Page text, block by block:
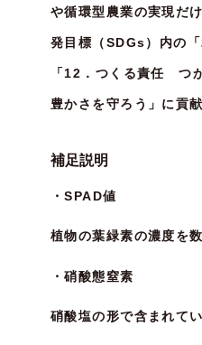
や循環型農業の実現だ
発目標（SDGs）内の
「12．つくる責任 つ
豊かさを守ろう」に貢
補足説明
・SPAD値
植物の葉緑素の濃度を
・硝酸態窒素
硝酸塩の形で含まれて